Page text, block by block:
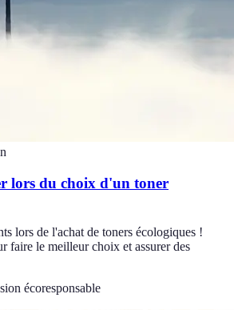
lors du choix d'un toner
lors de l'achat de toners écologiques !
faire le meilleur choix et assurer des
écoresponsable